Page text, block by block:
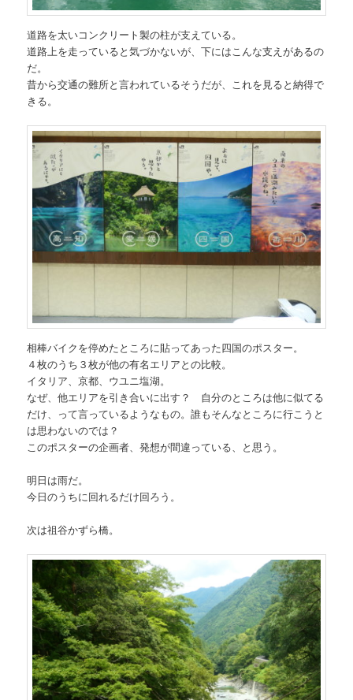
道路を太いコンクリート製の柱が支えている。
道路上を走っていると気づかないが、下にはこんな支えがあるの
だ。
昔から交通の難所と言われているそうだが、これを見ると納得で
きる。
相棒バイクを停めたところに貼ってあった四国のポスター。
４枚のうち３枚が他の有名エリアとの比較。
イタリア、京都、ウユニ塩湖。
なぜ、他エリアを引き合いに出す？ 自分のところは他に似てる
だけ、って言っているようなもの。誰もそんなところに行こうと
は思わないのでは？
このポスターの企画者、発想が間違っている、と思う。
明日は雨だ。
今日のうちに回れるだけ回ろう。
次は祖谷かずら橋。